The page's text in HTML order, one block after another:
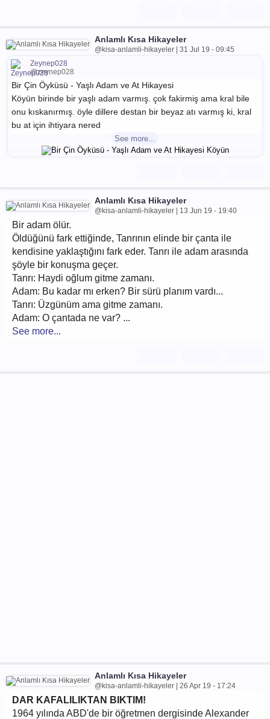
Anlamlı Kısa Hikayeler
@kisa-anlamli-hikayeler | 31 Jul 19 - 09:45
Zeynep028
@zeynep028
Bir Çin Öyküsü - Yaşlı Adam ve At Hikayesi
Köyün birinde bir yaşlı adam varmış. çok fakirmiş ama kral bile
onu kıskanırmış. öyle dillere destan bir beyaz atı varmış ki, kral
bu at için ihtiyara nered
See more...
Anlamlı Kısa Hikayeler
@kisa-anlamli-hikayeler | 13 Jun 19 - 19:40
Bir adam ölür.
Öldüğünü fark ettiğinde, Tanrının elinde bir çanta ile
kendisine yaklaştığını fark eder. Tanrı ile adam arasında
şöyle bir konuşma geçer.
Tanrı: Haydi oğlum gitme zamanı.
Adam: Bu kadar mı erken? Bir sürü planım vardı...
Tanrı: Üzgünüm ama gitme zamanı.
Adam: O çantada ne var? ...
See more...
Anlamlı Kısa Hikayeler
@kisa-anlamli-hikayeler | 26 Apr 19 - 17:24
DAR KAFALILIKTAN BIKTIM!
1964 yılında ABD'de bir öğretmen dergisinde Alexander